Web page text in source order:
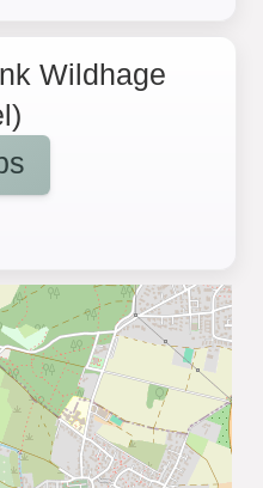
Wildhage